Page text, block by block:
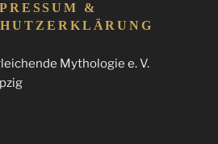
&
Mythologie e. V.